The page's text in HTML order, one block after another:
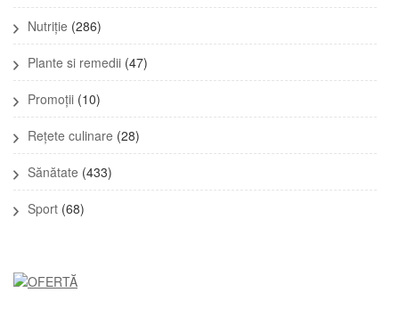
Nutriție (286)
Plante si remedii (47)
Promoții (10)
Rețete culinare (28)
Sănătate (433)
Sport (68)